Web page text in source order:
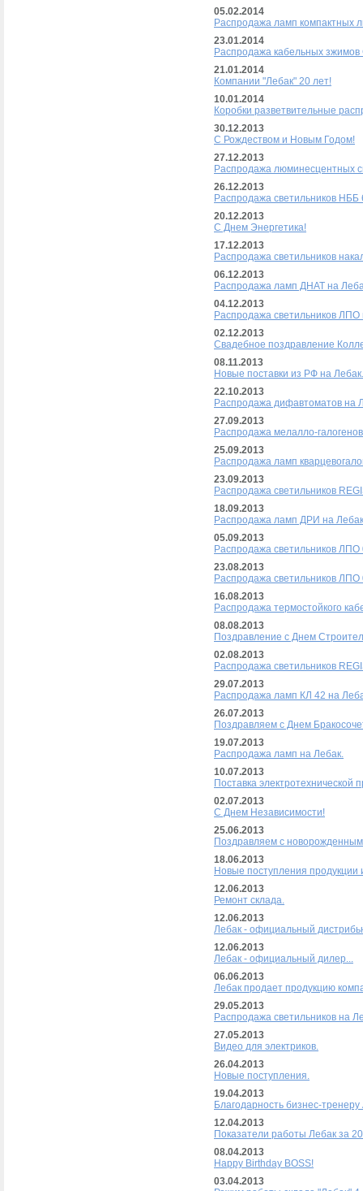
05.02.2014
Распродажа ламп компактных
23.01.2014
Распродажа кабельных
21.01.2014
Компании "Лебак" 20 лет!
10.01.2014
Коробки разветвительные
30.12.2013
С Рождеством и Новым Годом!
27.12.2013
Распродажа люминесцентных
26.12.2013
Распродажа светильников
20.12.2013
С Днем Энергетика!
17.12.2013
Распродажа светильников
06.12.2013
Распродажа ламп ДНАТ на
04.12.2013
Распродажа светильников ЛПО
02.12.2013
Свадебное поздравление
08.11.2013
Новые поставки из РФ на Лебак.
22.10.2013
Распродажа дифавтоматов на
27.09.2013
Распродажа мелалло-
25.09.2013
Распродажа ламп
23.09.2013
Распродажа светильников
18.09.2013
Распродажа ламп ДРИ на
05.09.2013
Распродажа светильников
23.08.2013
Распродажа светильников
16.08.2013
Распродажа термостойкого
08.08.2013
Поздравление с Днем
02.08.2013
Распродажа светильников
29.07.2013
Распродажа ламп КЛ 42 на
26.07.2013
Поздравляем с Днем
19.07.2013
Распродажа ламп на Лебак.
10.07.2013
Поставка электротехнической
02.07.2013
С Днем Независимости!
25.06.2013
Поздравляем с
18.06.2013
Новые поступления продукции
12.06.2013
Ремонт склада.
12.06.2013
Лебак - официальный
12.06.2013
Лебак - официальный дилер...
06.06.2013
Лебак продает продукцию
29.05.2013
Распродажа светильников на
27.05.2013
Видео для электриков.
26.04.2013
Новые поступления.
19.04.2013
Благодарность бизнес-
12.04.2013
Показатели работы Лебак за
08.04.2013
Happy Birthday BOSS!
03.04.2013